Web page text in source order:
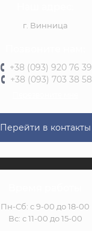
г. Винница
+38 (093) 920 76 39
+38 (093) 703 38 58
Перейти в контакты
Пн-Сб: с 9-00 до 18-00
Вс: с 11-00 до 15-00